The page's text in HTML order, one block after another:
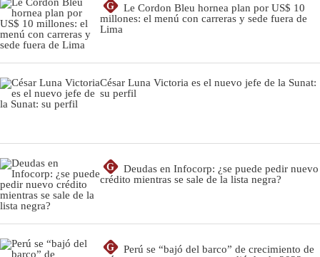
G
Le Cordon Bleu hornea plan por US$ 10
millones: el menú con carreras y sede fuera de
Lima
César Luna Victoria es el nuevo jefe de la Sunat:
su perfil
G
Deudas en Infocorp: ¿se puede pedir nuevo
crédito mientras se sale de la lista negra?
G
Perú se “bajó del barco” de crecimiento de